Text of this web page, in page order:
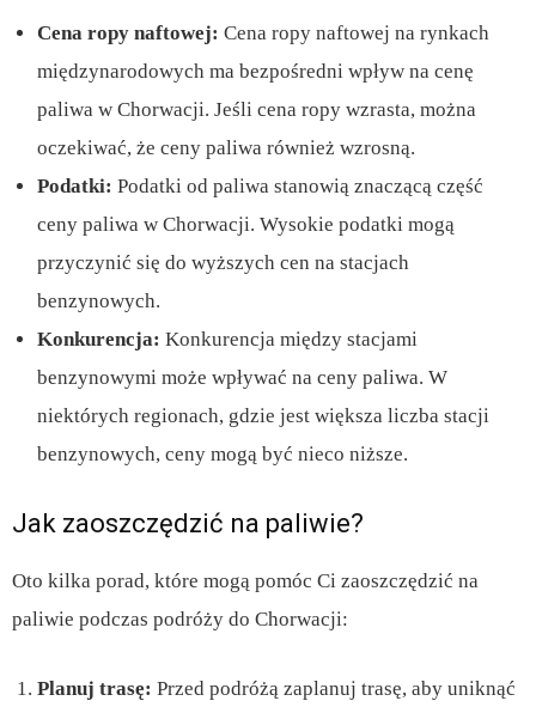
Cena ropy naftowej: Cena ropy naftowej na rynkach
międzynarodowych ma bezpośredni wpływ na cenę
paliwa w Chorwacji. Jeśli cena ropy wzrasta, można
oczekiwać, że ceny paliwa również wzrosną.
Podatki: Podatki od paliwa stanowią znaczącą część
ceny paliwa w Chorwacji. Wysokie podatki mogą
przyczynić się do wyższych cen na stacjach
benzynowych.
Konkurencja: Konkurencja między stacjami
benzynowymi może wpływać na ceny paliwa. W
niektórych regionach, gdzie jest większa liczba stacji
benzynowych, ceny mogą być nieco niższe.
Jak zaoszczędzić na paliwie?
Oto kilka porad, które mogą pomóc Ci zaoszczędzić na
paliwie podczas podróży do Chorwacji:
Planuj trasę: Przed podróżą zaplanuj trasę, aby uniknąć